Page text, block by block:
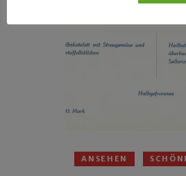
ANSEHEN